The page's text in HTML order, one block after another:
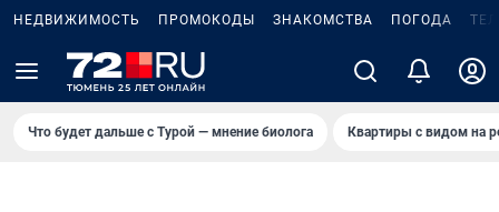
НЕДВИЖИМОСТЬ ПРОМОКОДЫ ЗНАКОМСТВА ПОГОДА
Что будет дальше с Турой — мнение биолога Квартиры с видом на